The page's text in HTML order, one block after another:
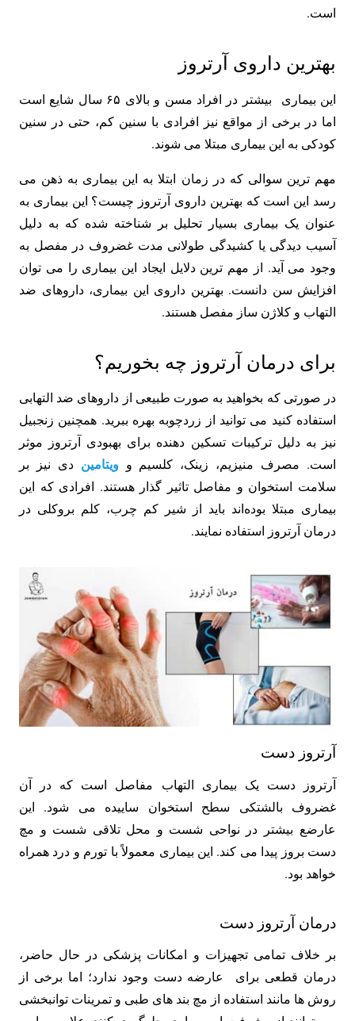
است.
بهترین داروی آرتروز
این بیماری بیشتر در افراد مسن و بالای ۶۵ سال شایع است
اما در برخی از مواقع نیز افرادی با سنین کم، حتی در سنین
کودکی به این بیماری مبتلا می شوند.
مهم ترین سوالی که در زمان ابتلا به این بیماری به ذهن می
رسد این است که بهترین داروی آرتروز چیست؟ این بیماری به
عنوان یک بیماری بسیار تحلیل بر شناخته شده که به دلیل
آسیب دیدگی یا کشیدگی طولانی مدت غضروف در مفصل به
وجود می آید. از مهم ترین دلایل ایجاد این بیماری را می توان
افزایش سن دانست. بهترین داروی این بیماری، داروهای ضد
التهاب و کلاژن ساز مفصل هستند.
برای درمان آرتروز چه بخوریم؟
در صورتی که بخواهید به صورت طبیعی از داروهای ضد التهابی
استفاده کنید می توانید از زردچوبه بهره ببرید. همچنین زنجبیل
نیز به دلیل ترکیبات تسکین دهنده برای بهبودی آرتروز موثر
است. مصرف منیزیم، زینک، کلسیم وویتامین دی نیز بر
سلامت استخوان و مفاصل تاثیر گذار هستند. افرادی که این
بیماری مبتلا بوده‌اند باید از شیر کم چرب، کلم بروکلی در
درمان آرتروز استفاده نمایند.
آرتروز دست
آرتروز دست یک بیماری التهاب مفاصل است که در آن
غضروف بالشتکی سطح استخوان ساییده می شود. این
عارضع بیشتر در نواحی شست و محل تلاقی شست و مچ
دست بروز پیدا می کند. این بیماری معمولاً با تورم و درد همراه
خواهد بود.
درمان آرتروز دست
بر خلاف تمامی تجهیزات و امکانات پزشکی در حال حاضر،
درمان قطعی برای عارضه دست وجود ندارد؛ اما برخی از
روش ها مانند استفاده از مچ بند های طبی و تمرینات توانبخشی